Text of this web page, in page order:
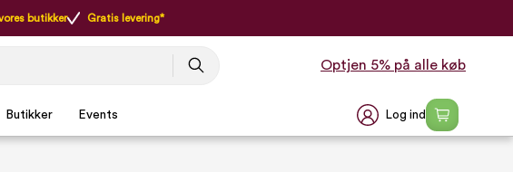
butikker Gratis levering*
Optjen 5% på alle køb
Butikker Events Log ind